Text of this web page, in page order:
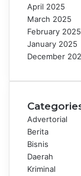
April 2025
March 2025
February 2025
January 2025
December
Advertorial
Berita
Bisnis
Daerah
Kriminal